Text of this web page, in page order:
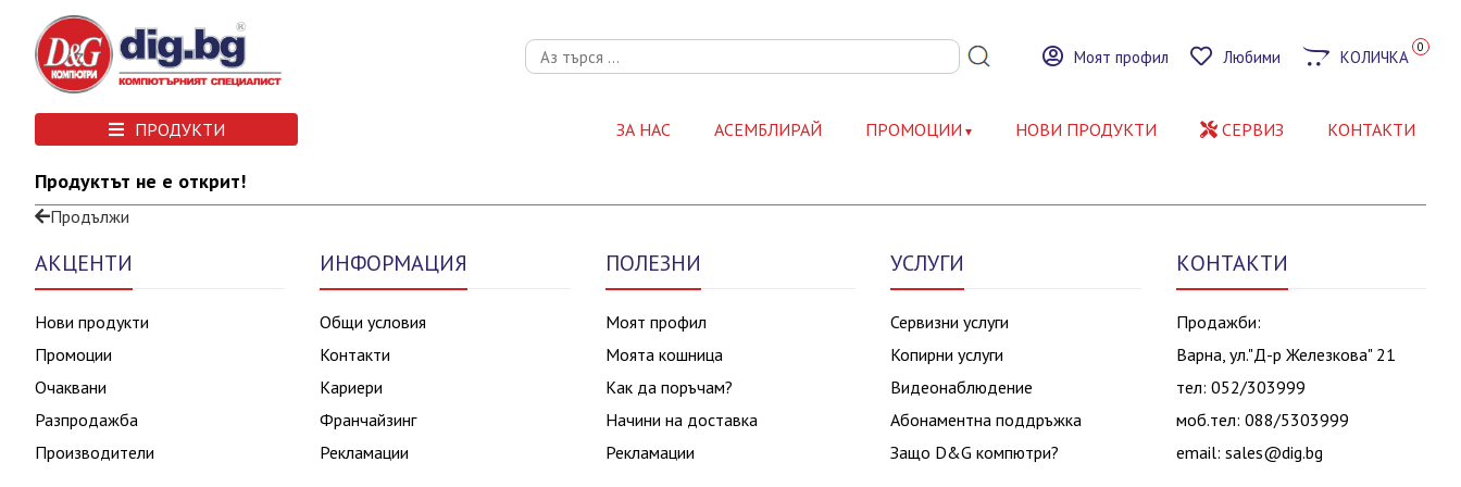
Моят профил Любими КОЛИЧКА 0
ПРОДУКТИ ЗА НАС АСЕМБЛИРАЙ ПРОМОЦИИ НОВИ ПРОДУКТИ СЕРВИЗ КОНТАКТИ
Продуктът не е открит!
Продължи
АКЦЕНТИ
Нови продукти
Промоции
Очаквани
Разпродажба
Производители
ИНФОРМАЦИЯ
Общи условия
Контакти
Кариери
Франчайзинг
Рекламации
ПОЛЕЗНИ
Моят профил
Моята кошница
Как да поръчам?
Начини на доставка
Рекламации
УСЛУГИ
Сервизни услуги
Копирни услуги
Видеонаблюдение
Абонаментна поддръжка
Защо D&G компютри?
КОНТАКТИ
Продажби:
Варна, ул."Д-р Железкова" 21
тел: 052/303999
моб.тел: 088/5303999
email: sales@dig.bg